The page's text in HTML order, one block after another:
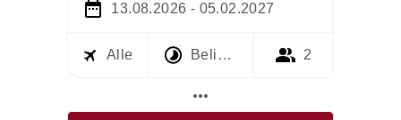
13.08.2026 - 05.02.2027
Alle Beliebig 2
more_horiz